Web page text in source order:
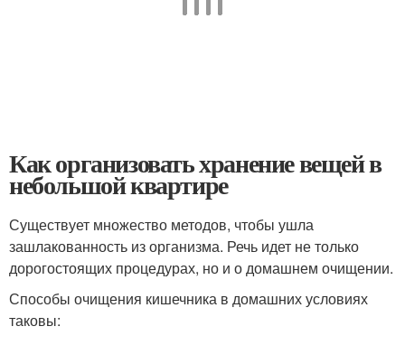
Как организовать хранение вещей в
небольшой квартире
Существует множество методов, чтобы ушла
зашлакованность из организма. Речь идет не только
дорогостоящих процедурах, но и о домашнем очищении.
Способы очищения кишечника в домашних условиях
таковы: